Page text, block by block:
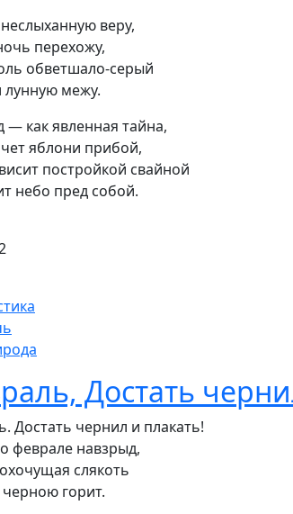
веру,
перехожу,
обветшало-серый
лунную межу.
— как явленная тайна,
яблони прибой,
постройкой свайной
небо пред собой.
Достать
Достать чернил и плакать!
феврале навзрыд,
слякоть
горит.